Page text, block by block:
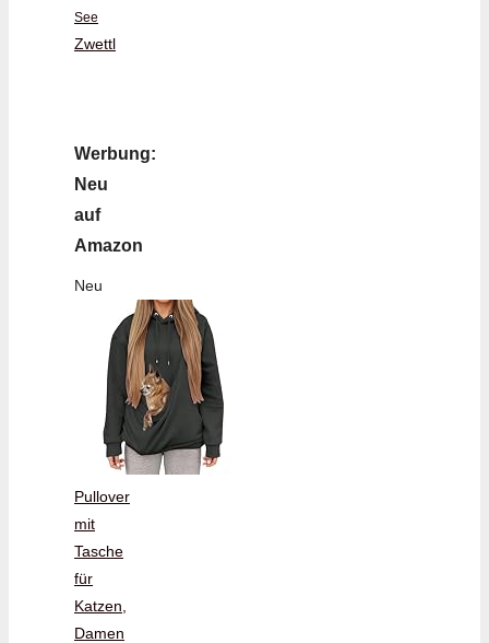
See
Zwettl
Werbung:
Neu
auf
Amazon
Neu
Pullover
mit
Tasche
für
Katzen,
Damen